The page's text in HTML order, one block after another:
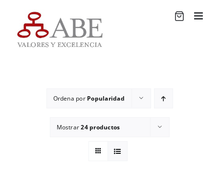
contenido
Ordena por Popularidad
Mostrar24 productos